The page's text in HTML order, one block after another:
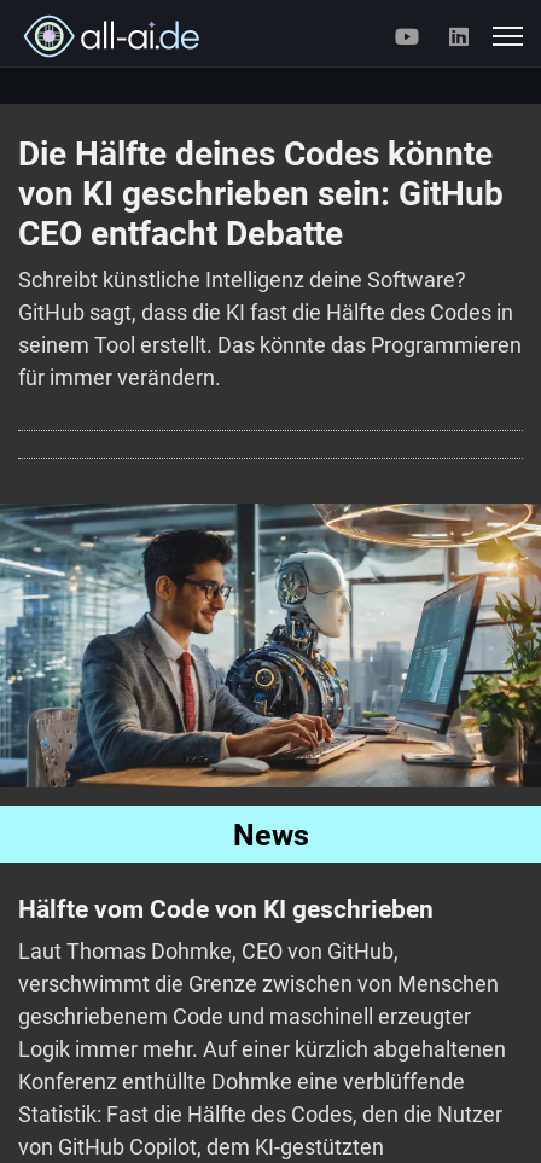
Die Hälfte deines Codes könnte
von KI geschrieben sein: GitHub
CEO entfacht Debatte
Schreibt künstliche Intelligenz deine Software?
GitHub sagt, dass die KI fast die Hälfte des Codes in
seinem Tool erstellt. Das könnte das Programmieren
für immer verändern.
News
Hälfte vom Code von KI geschrieben
Laut Thomas Dohmke, CEO von GitHub,
verschwimmt die Grenze zwischen von Menschen
geschriebenem Code und maschinell erzeugter
Logik immer mehr. Auf einer kürzlich abgehaltenen
Konferenz enthüllte Dohmke eine verblüffende
Statistik: Fast die Hälfte des Codes, den die Nutzer
von GitHub Copilot, dem KI-gestützten